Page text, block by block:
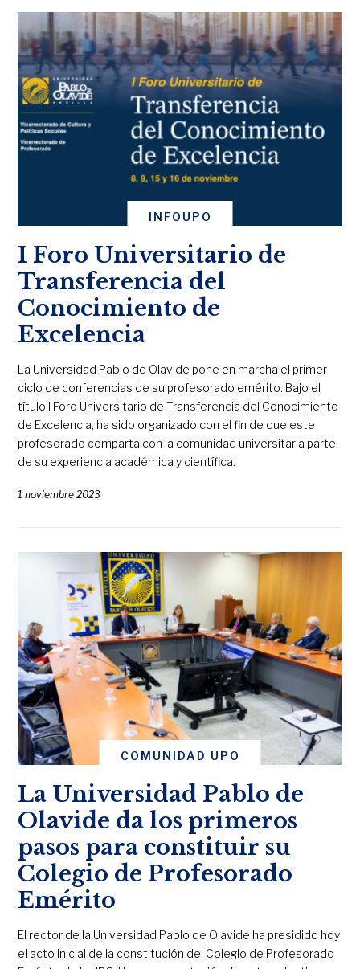
INFOUPO
I Foro Universitario de
Transferencia del
Conocimiento de
Excelencia
La Universidad Pablo de Olavide pone en marcha el primer
ciclo de conferencias de su profesorado emérito. Bajo el
título I Foro Universitario de Transferencia del Conocimiento
de Excelencia, ha sido organizado con el fin de que este
profesorado comparta con la comunidad universitaria parte
de su experiencia académica y científica.
1 noviembre 2023
COMUNIDAD UPO
La Universidad Pablo de
Olavide da los primeros
pasos para constituir su
Colegio de Profesorado
Emérito
El rector de la Universidad Pablo de Olavide ha presidido hoy
el acto inicial de la constitución del Colegio de Profesorado